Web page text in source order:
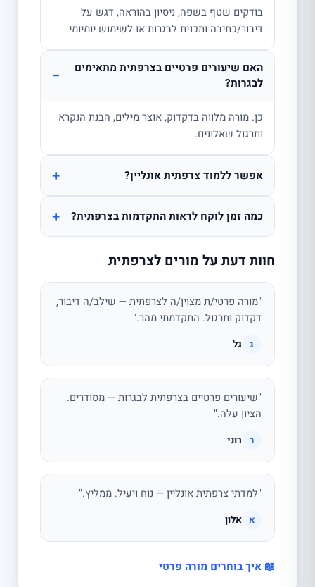
בודקים שטף בשפה, ניסיון בהוראה, דגש על
דיבור/כתיבה ותכנית לבגרות או לשימוש יומיומי.
האם שיעורים פרטיים בצרפתית מתאימים
לבגרות?
−
כן. מורה מלווה בדקדוק, אוצר מילים, הבנת הנקרא
ותרגול שאלונים.
אפשר ללמוד צרפתית אונליין? +
כמה זמן לוקח לראות התקדמות בצרפתית? +
חוות דעת על מורים לצרפתית
"מורה פרטי/ת מצוין/ה לצרפתית — שילב/ה דיבור,
דקדוק ותרגול. התקדמתי מהר."
ג גל
"שיעורים פרטיים בצרפתית לבגרות — מסודרים.
הציון עלה."
ר רוני
"למדתי צרפתית אונליין — נוח ויעיל. ממליץ."
א אלון
📖 איך בוחרים מורה פרטי